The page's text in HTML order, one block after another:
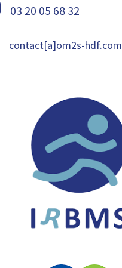
03 20 05 68 32
contact[a]om2s-hdf.com